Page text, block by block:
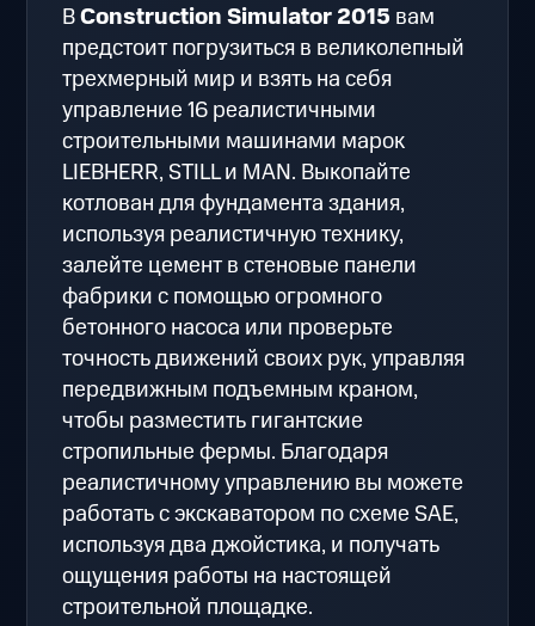
ВConstruction Simulator 2015 вам
предстоит погрузиться в великолепный
трехмерный мир и взять на себя
управление 16 реалистичными
строительными машинами марок
LIEBHERR, STILL и MAN. Выкопайте
котлован для фундамента здания,
используя реалистичную технику,
залейте цемент в стеновые панели
фабрики с помощью огромного
бетонного насоса или проверьте
точность движений своих рук, управляя
передвижным подъемным краном,
чтобы разместить гигантские
стропильные фермы. Благодаря
реалистичному управлению вы можете
работать с экскаватором по схеме SAE,
используя два джойстика, и получать
ощущения работы на настоящей
строительной площадке.